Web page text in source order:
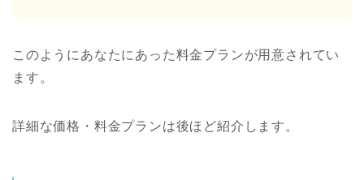
このようにあなたにあった料金プランが用意されてい
ます。
詳細な価格・料金プランは後ほど紹介します。